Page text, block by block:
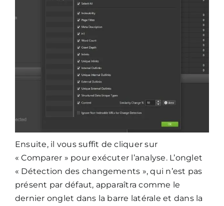
Ensuite, il vous suffit de cliquer sur
« Comparer » pour exécuter l’analyse. L’onglet
« Détection des changements », qui n’est pas
présent par défaut, apparaîtra comme le
dernier onglet dans la barre latérale et dans la